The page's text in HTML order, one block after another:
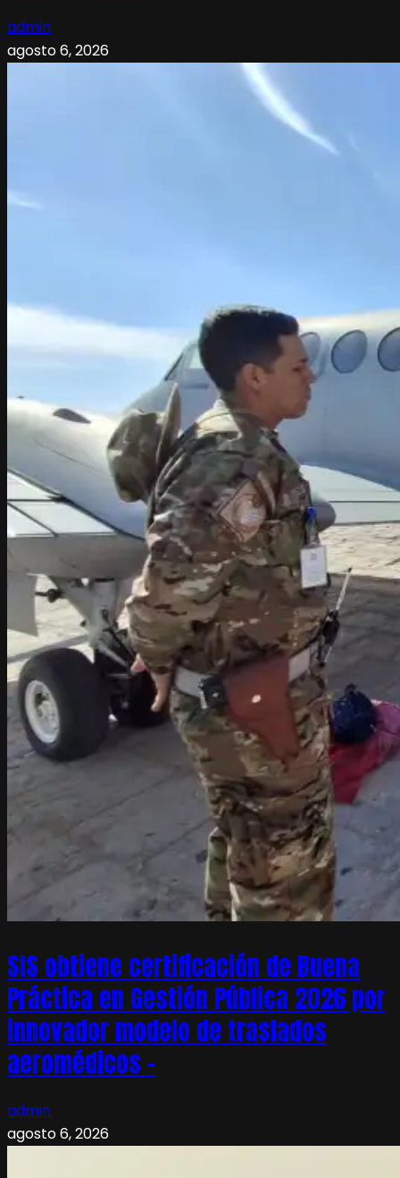
admin
agosto 6, 2026
SIS obtiene certificación de Buena
Práctica en Gestión Pública 2026 por
innovador modelo de traslados
aeromédicos –
admin
agosto 6, 2026